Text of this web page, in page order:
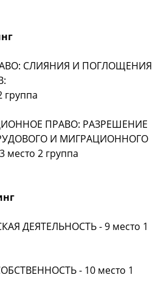
СЛИЯНИЯ И ПОГЛОЩЕНИЯ
группа
ПРАВО: РАЗРЕШЕНИЕ
И МИГРАЦИОННОГО
2 группа
ДЕЯТЕЛЬНОСТЬ - 9 место 1
- 10 место 1